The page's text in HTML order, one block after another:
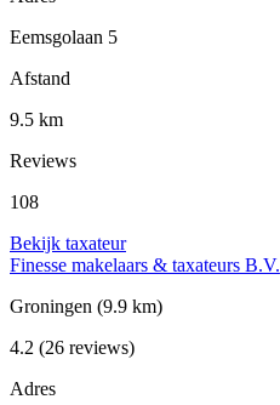
Eemsgolaan 5
Afstand
9.5 km
Reviews
108
Bekijk taxateur
Finesse makelaars & taxateurs B.V.
Groningen (9.9 km)
4.2 (26 reviews)
Adres